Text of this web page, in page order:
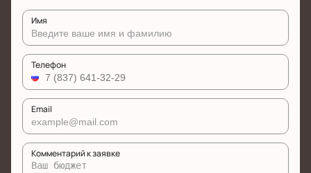
Имя
Телефон
Email
Комментарий к заявке